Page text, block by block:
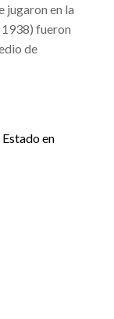
jugaron en la
fueron
de
en